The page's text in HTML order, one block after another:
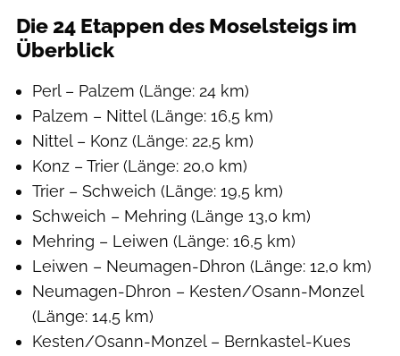
Die 24 Etappen des Moselsteigs im
Überblick
Perl – Palzem (Länge: 24 km)
Palzem – Nittel (Länge: 16,5 km)
Nittel – Konz (Länge: 22,5 km)
Konz – Trier (Länge: 20,0 km)
Trier – Schweich (Länge: 19,5 km)
Schweich – Mehring (Länge 13,0 km)
Mehring – Leiwen (Länge: 16,5 km)
Leiwen – Neumagen-Dhron (Länge: 12,0 km)
Neumagen-Dhron – Kesten/Osann-Monzel
(Länge: 14,5 km)
Kesten/Osann-Monzel – Bernkastel-Kues